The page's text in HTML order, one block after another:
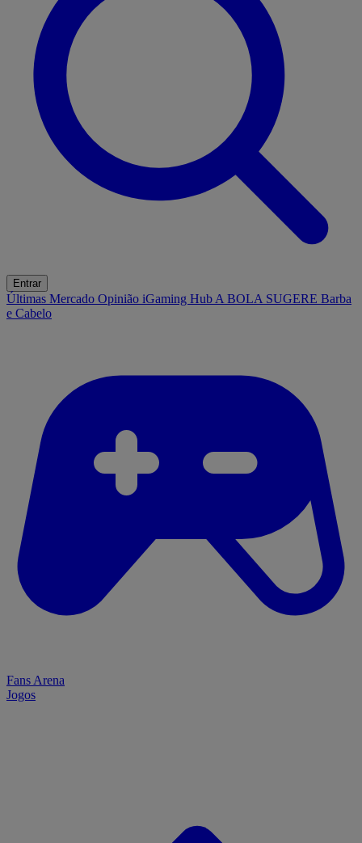
Entrar
Últimas Mercado Opinião iGaming Hub A BOLA SUGERE Barba
e Cabelo
Fans Arena
Jogos